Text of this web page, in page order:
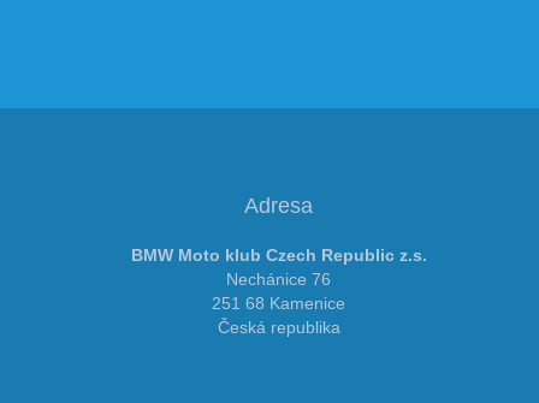
Adresa
BMW Moto klub Czech Republic z.s.
Nechánice 76
251 68 Kamenice
Česká republika